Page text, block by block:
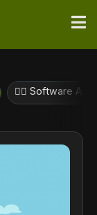
👷‍♀️ Software